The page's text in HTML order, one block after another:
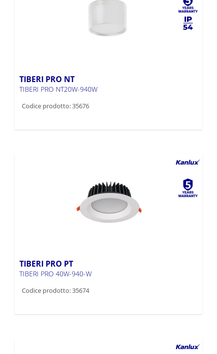
TIBERI PRO NT
TIBERI PRO NT20W-940W
Codice prodotto: 35676
TIBERI PRO PT
TIBERI PRO 40W-940-W
Codice prodotto: 35674